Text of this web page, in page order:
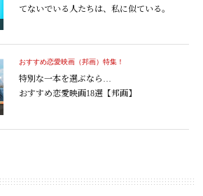
てないでいる人たちは、私に似ている。
おすすめ恋愛映画（邦画）特集！
特別な一本を選ぶなら…
おすすめ恋愛映画18選【邦画】